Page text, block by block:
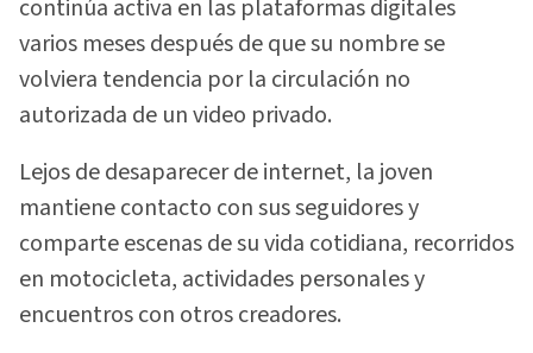
continúa activa en las plataformas digitales
varios meses después de que su nombre se
volviera tendencia por la circulación no
autorizada de un video privado.
Lejos de desaparecer de internet, la joven
mantiene contacto con sus seguidores y
comparte escenas de su vida cotidiana, recorridos
en motocicleta, actividades personales y
encuentros con otros creadores.